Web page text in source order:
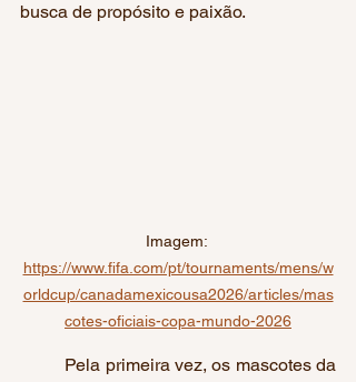
busca de propósito e paixão.
Imagem:
https://www.fifa.com/pt/tournaments/mens/w
orldcup/canadamexicousa2026/articles/mas
cotes-oficiais-copa-mundo-2026